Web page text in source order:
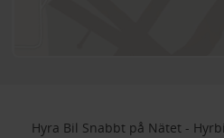
Hyra Bil Snabbt på Nätet -